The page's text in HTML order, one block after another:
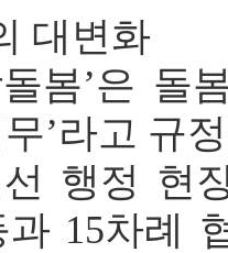
대변화
봄’은 돌
’라고 규
행정 현
15차례